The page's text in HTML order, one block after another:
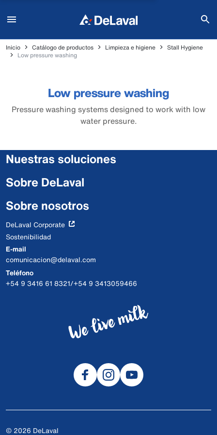
Inicio Catálogo de productos Limpieza e higiene
Stall Hygiene
Low pressure washing
Low pressure washing
Pressure washing systems designed to work with low
water pressure.
Nuestras soluciones
Sobre DeLaval
Sobre nosotros
DeLaval Corporate
Sostenibilidad
E-mail
comunicacion@delaval.com
Teléfono
+54 9 3416 61 8321/+54 9 3413059466
© 2026 DeLaval